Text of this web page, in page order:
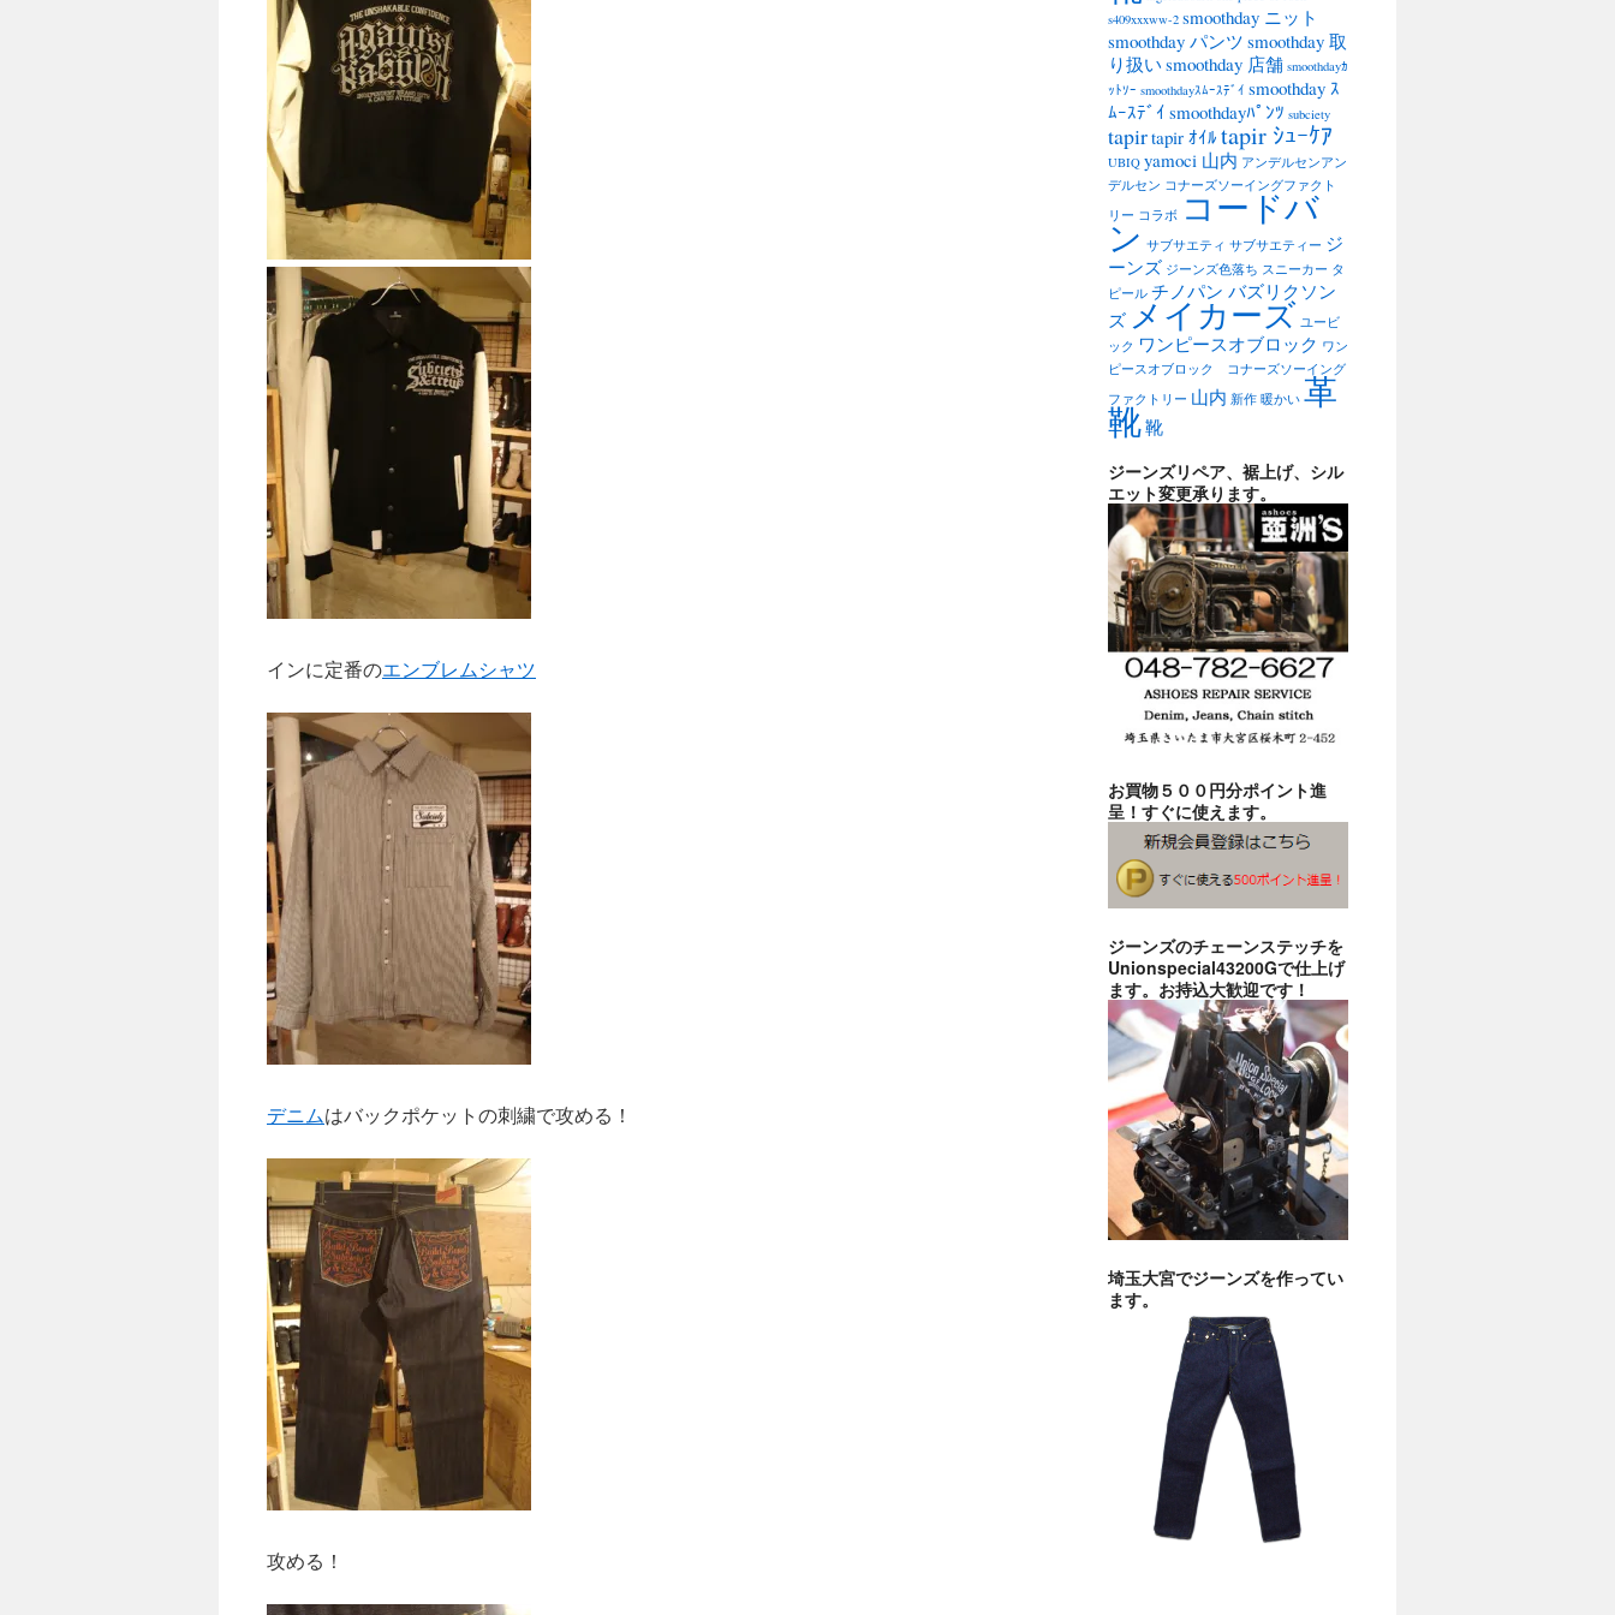
インに定番のエンブレムシャツ
デニムはバックポケットの刺繍で攻める！
攻める！
s409xxxww-2 smoothday ニット
smoothday パンツ smoothday 取
り扱い smoothday 店舗 smoothdayｶ
ｯﾄｿｰ smoothdayｽﾑｰｽﾃﾞｲ smoothday ｽ
ﾑｰｽﾃﾞｲ smoothdayﾊﾟﾝﾂ subciety
tapirtapir ｵｲﾙ tapir ｼｭｰｹｱ
UBIQ yamoci 山内 アンデルセンアン
デルセン コナーズソーイングファクト
リー コラボ コードバ
ン サブサエティ サブサエティー ジ
ーンズ ジーンズ色落ち スニーカー タ
ピール チノパン バズリクソン
ズ メイカーズ ユービ
ック ワンピースオブロック ワン
ピースオブロック コナーズソーイング
ファクトリー 山内 新作 暖かい 革
靴靴
ジーンズリペア、裾上げ、シル
エット変更承ります。
お買物５００円分ポイント進
呈！すぐに使えます。
ジーンズのチェーンステッチを
Unionspecial43200Gで仕上げ
ます。お持込大歓迎です！
埼玉大宮でジーンズを作ってい
ます。